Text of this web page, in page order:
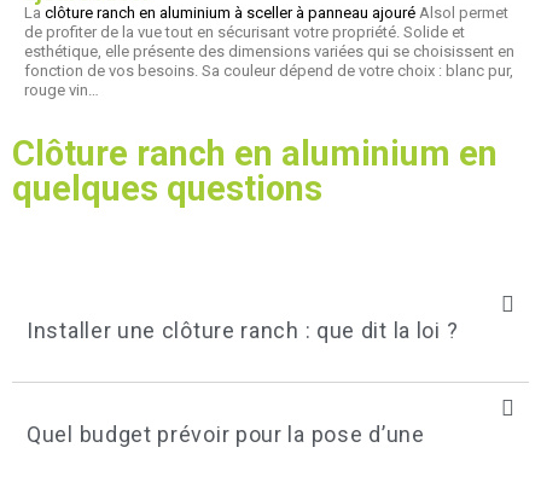
La clôture ranch en aluminium à sceller à panneau ajouré Alsol permet
de profiter de la vue tout en sécurisant votre propriété. Solide et
esthétique, elle présente des dimensions variées qui se choisissent en
fonction de vos besoins. Sa couleur dépend de votre choix : blanc pur,
rouge vin…
Clôture ranch en aluminium en
quelques questions
Installer une clôture ranch : que dit la loi ?
Quel budget prévoir pour la pose d’une